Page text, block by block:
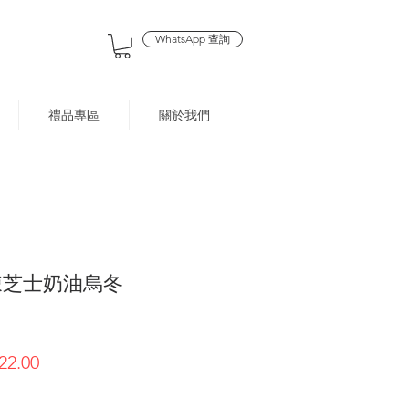
WhatsApp 查詢
禮品專區 關於我們
士奶油烏冬
促